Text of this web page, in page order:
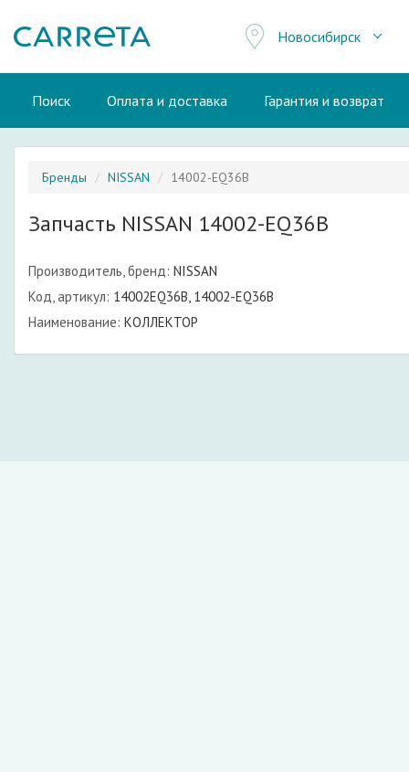
Новосибирск
Поиск Оплата и доставка Гарантия и возврат
Бренды NISSAN 14002-EQ36B
Запчасть NISSAN 14002-EQ36B
Производитель, бренд: NISSAN
Код, артикул: 14002EQ36B, 14002-EQ36B
Наименование: КОЛЛЕКТОР